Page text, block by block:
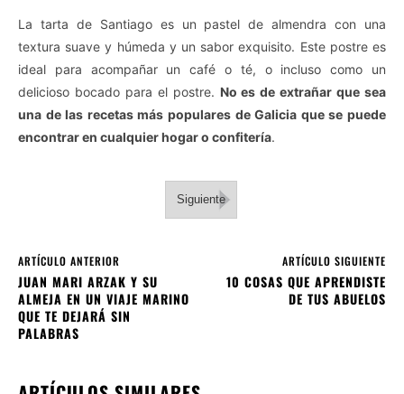
La tarta de Santiago es un pastel de almendra con una
textura suave y húmeda y un sabor exquisito. Este postre es
ideal para acompañar un café o té, o incluso como un
delicioso bocado para el postre. No es de extrañar que sea
una de las recetas más populares de Galicia que se puede
encontrar en cualquier hogar o confitería.
Siguiente
ARTÍCULO ANTERIOR
JUAN MARI ARZAK Y SU
ALMEJA EN UN VIAJE MARINO
QUE TE DEJARÁ SIN
PALABRAS
ARTÍCULO SIGUIENTE
10 COSAS QUE APRENDISTE
DE TUS ABUELOS